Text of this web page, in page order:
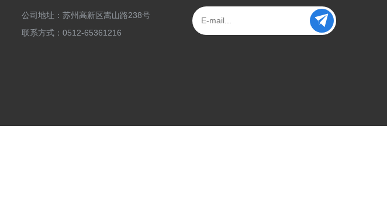
公司地址：苏州高新区嵩山路238号
联系方式：0512-65361216